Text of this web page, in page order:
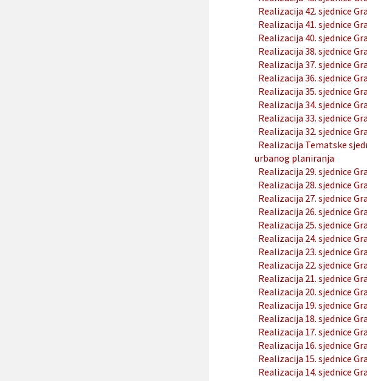
Realizacija 42. sjednice
Realizacija 41. sjednice
Realizacija 40. sjednice
Realizacija 38. sjednice
Realizacija 37. sjednice
Realizacija 36. sjednice
Realizacija 35. sjednice
Realizacija 34. sjednice
Realizacija 33. sjednice
Realizacija 32. sjednice
Realizacija Tematske
urbanog planiranja
Realizacija 29. sjednice
Realizacija 28. sjednice
Realizacija 27. sjednice
Realizacija 26. sjednice
Realizacija 25. sjednice
Realizacija 24. sjednice
Realizacija 23. sjednice
Realizacija 22. sjednice
Realizacija 21. sjednice
Realizacija 20. sjednice
Realizacija 19. sjednice
Realizacija 18. sjednice
Realizacija 17. sjednice
Realizacija 16. sjednice
Realizacija 15. sjednice
Realizacija 14. sjednice